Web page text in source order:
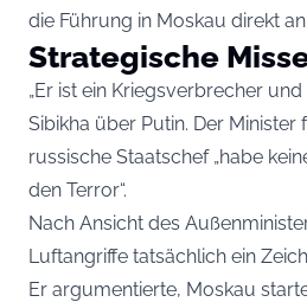
die Führung in Moskau direkt an.
Strategische
„Er ist ein Kriegsverbrecher und
Sibikha über Putin. Der Minister
russische Staatschef „habe
den Terror“.
Nach Ansicht des
Luftangriffe tatsächlich ein
Er argumentierte, Moskau